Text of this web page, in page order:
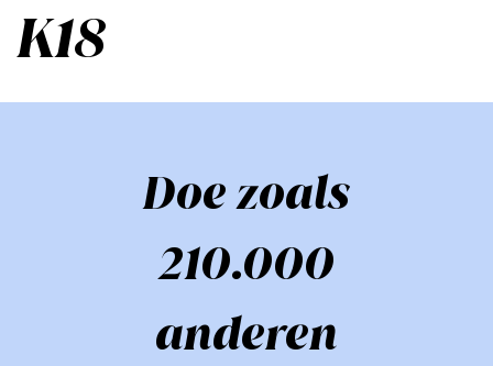
K18
Doe zoals
210.000
anderen